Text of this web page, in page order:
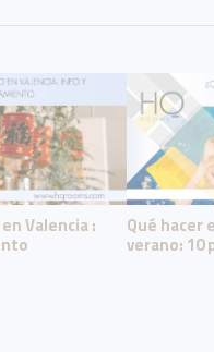
Valencia : Qué hacer
verano: 10